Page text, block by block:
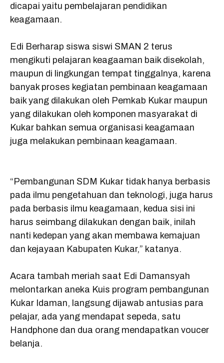
dicapai yaitu pembelajaran pendidikan
keagamaan.
Edi Berharap siswa siswi SMAN 2 terus
mengikuti pelajaran keagaaman baik disekolah,
maupun di lingkungan tempat tinggalnya, karena
banyak proses kegiatan pembinaan keagamaan
baik yang dilakukan oleh Pemkab Kukar maupun
yang dilakukan oleh komponen masyarakat di
Kukar bahkan semua organisasi keagamaan
juga melakukan pembinaan keagamaan.
“Pembangunan SDM Kukar tidak hanya berbasis
pada ilmu pengetahuan dan teknologi, juga harus
pada berbasis ilmu keagamaan, kedua sisi ini
harus seimbang dilakukan dengan baik, inilah
nanti kedepan yang akan membawa kemajuan
dan kejayaan Kabupaten Kukar,” katanya.
Acara tambah meriah saat Edi Damansyah
melontarkan aneka Kuis program pembangunan
Kukar Idaman, langsung dijawab antusias para
pelajar, ada yang mendapat sepeda, satu
Handphone dan dua orang mendapatkan voucer
belanja.